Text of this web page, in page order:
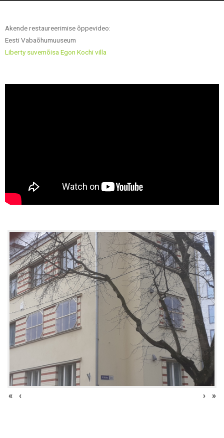
Akende restaureerimise õppevideo:
Eesti Vabaõhumuuseum
Liberty suvemõisa Egon Kochi villa
« ‹ › »